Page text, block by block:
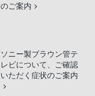
のご案内
ソニー製ブラウン管テ
レビについて、ご確認
いただく症状のご案内